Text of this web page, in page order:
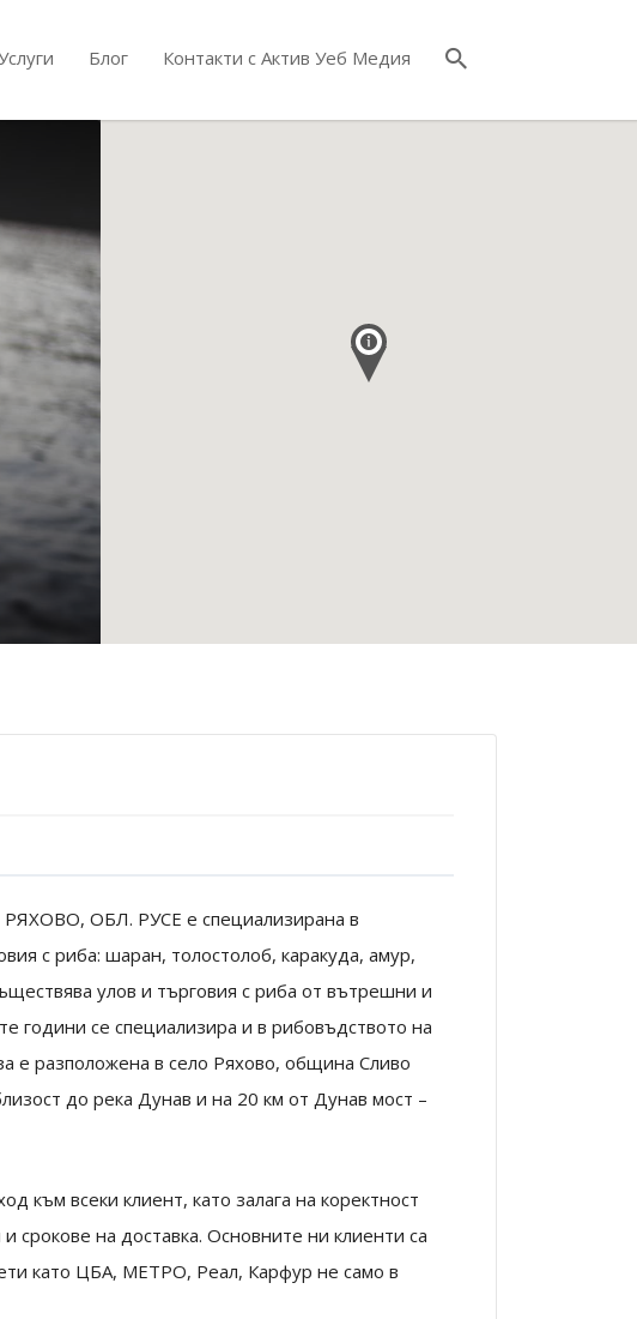
Блог Контакти с Актив Уеб Медия
ОБЛ. РУСЕ е специализирана в
с риба: шаран, толостолоб, каракуда, амур,
улов и търговия с риба от вътрешни и
години се специализира и в рибовъдството на
е разположена в село Ряхово, община Сливо
до река Дунав и на 20 км от Дунав мост –
към всеки клиент, като залага на коректност
срокове на доставка. Основните ни клиенти са
като ЦБА, МЕТРО, Реал, Карфур не само в